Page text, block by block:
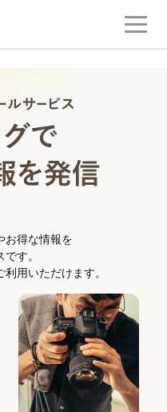
お得な情報を
す。
用いただけます。